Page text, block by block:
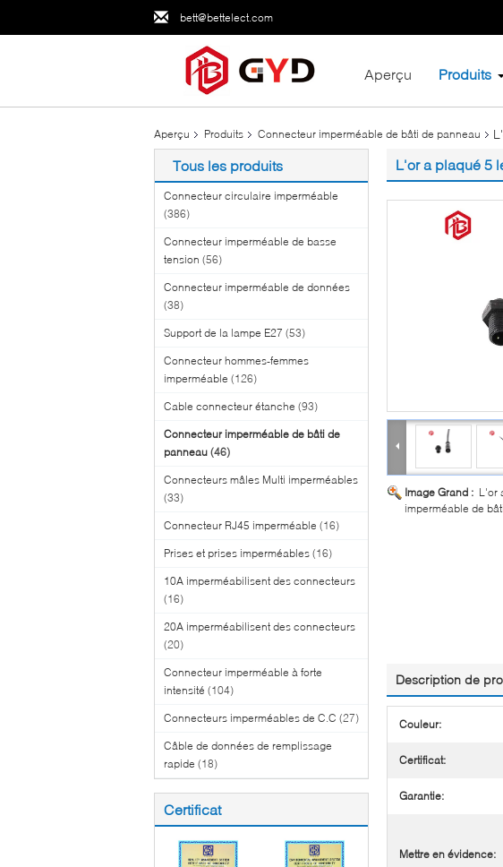
bett@bettelect.com
Aperçu Produits
Aperçu Produits Connecteur imperméable de bâti de panneau
Tous les produits
Connecteur circulaire imperméable
(386)
Connecteur imperméable de basse
tension (56)
Connecteur imperméable de données
(38)
Support de la lampe E27 (53)
Connecteur hommes-femmes
imperméable (126)
Cable connecteur étanche (93)
Connecteur imperméable de bâti de
panneau (46)
Connecteurs mâles Multi imperméables
(33)
Connecteur RJ45 imperméable (16)
Prises et prises imperméables (16)
10A imperméabilisent des connecteurs
(16)
20A imperméabilisent des connecteurs
(20)
Connecteur imperméable à forte
intensité (104)
Connecteurs imperméables de C.C (27)
Câble de données de remplissage
rapide (18)
Certificat
L'or a plaqué 5
Image Grand : L'or
imperméable de
Description de
Couleur:
Certificat:
Garantie:
Mettre en évidence: